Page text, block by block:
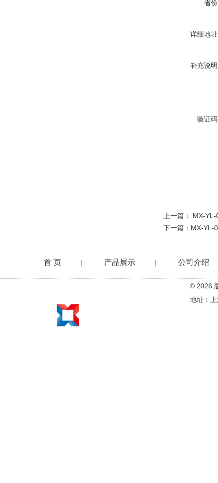
省
详细地
补充说
验证
上一篇： MX-YL-
下一篇： MX-YL-
首 页 | 产品展示 | 公司介绍
在线留言
© 2026
地址：